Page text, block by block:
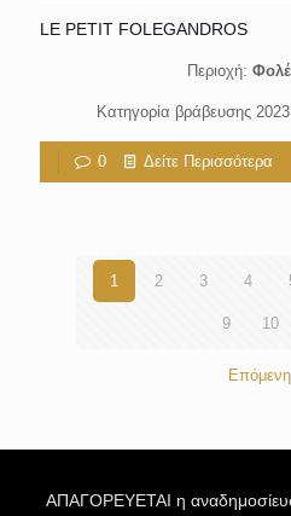
LE PETIT FOLEGANDROS
Περιοχή:
Κατηγορία βράβευσης
0 Δείτε Περισσότερα
1 2 3 4
9 10
Επόμενη
ΑΠΑΓΟΡΕΥΕΤΑΙ η